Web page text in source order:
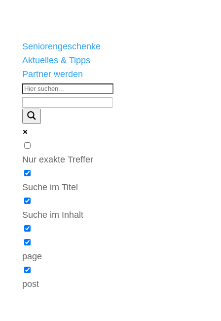
Seniorengeschenke
Aktuelles & Tipps
Partner werden
Nur exakte Treffer
Suche im Titel
Suche im Inhalt
page
post